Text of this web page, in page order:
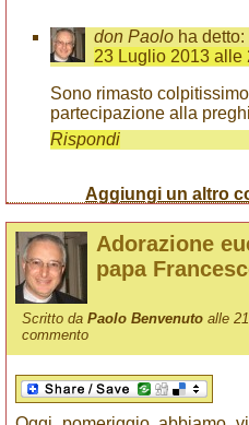
don Paolo ha detto:
23 Luglio 2013 alle
Sono rimasto
partecipazione alla
Rispondi
Aggiungi un altro
Adorazione
papa
Scritto daPaolo Benvenuto alle
commento